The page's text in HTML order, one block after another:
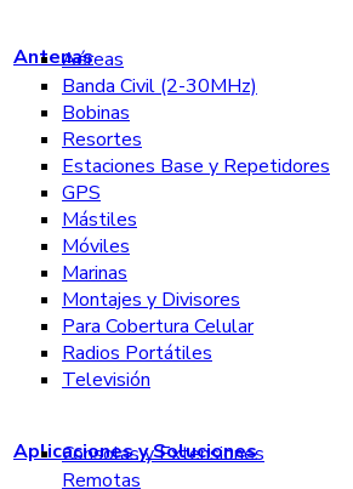
AntenasAéreas
Banda Civil (2-30MHz)
Bobinas
Resortes
Estaciones Base y Repetidores
GPS
Mástiles
Móviles
Marinas
Montajes y Divisores
Para Cobertura Celular
Radios Portátiles
Televisión
Aplicaciones y Soluciones
Consolas y Extensiones
Remotas